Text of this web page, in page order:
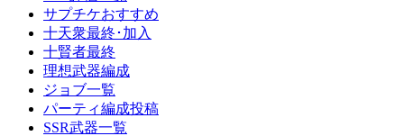
サプチケおすすめ
十天衆最終･加入
十賢者最終
理想武器編成
ジョブ一覧
パーティ編成投稿
SSR武器一覧